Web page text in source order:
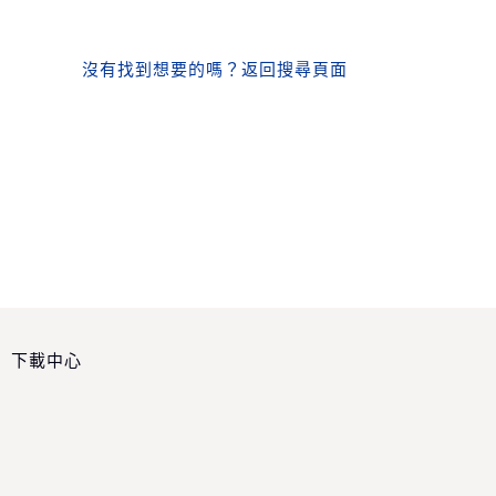
沒有找到想要的嗎？ 返回搜尋頁面
下載中心